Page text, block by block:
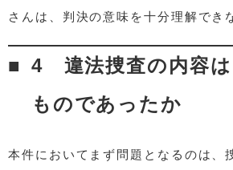
さんは、判決の意味を十分理解でき
4 違法捜査の内容
ものであったか
本件においてまず問題となるのは、